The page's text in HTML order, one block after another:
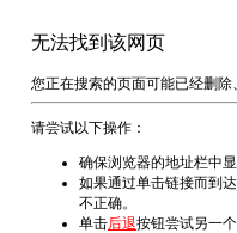
无法找到该网页
您正在搜索的页面可能已经删除
请尝试以下操作：
确保浏览器的地址栏中
如果通过单击链接而到
不正确。
单击后退按钮尝试另一个